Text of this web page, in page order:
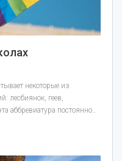
некоторые из
лесбиянок, геев,
аббревиатура постоянно…